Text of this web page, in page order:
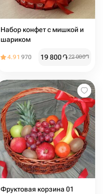
Набор конфет с мишкой и
шариком
4.91 970 19 800֏22 000֏
Фруктовая корзина 01